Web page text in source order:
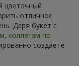
цветочный
отличное
Даря букет с
, коллегам по
создаёте